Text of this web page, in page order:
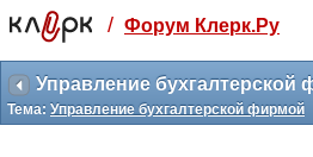
Святые угодники,
прекрасен:)
месяц
/ Форум Клерк.Ру
Управление бухгалтерской
Тема: Управление бухгалтерской фирмой